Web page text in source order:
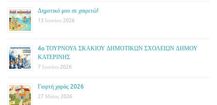
Δημοτικό μου σε χαιρετώ!
13 Ιουνίου 2026
4o ΤΟΥΡΝΟΥΑ ΣΚΑΚΙΟΥ ΔΗΜΟΤΙΚΩΝ ΣΧΟΛΕΙΩΝ ΔΗΜΟΥ
ΚΑΤΕΡΙΝΗΣ
7 Ιουνίου 2026
Γιορτή χαράς 2026
27 Μάϊος 2026